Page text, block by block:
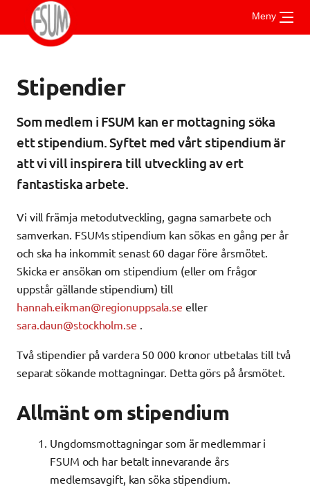
innehåll
Meny
Stipendier
Som medlem i FSUM kan er mottagning söka
ett stipendium. Syftet med vårt stipendium är
att vi vill inspirera till utveckling av ert
fantastiska arbete.
Vi vill främja metodutveckling, gagna samarbete och
samverkan. FSUMs stipendium kan sökas en gång per år
och ska ha inkommit senast 60 dagar före årsmötet.
Skicka er ansökan om stipendium (eller om frågor
uppstår gällande stipendium) till
hannah.eikman@regionuppsala.se eller
sara.daun@stockholm.se .
Två stipendier på vardera 50 000 kronor utbetalas till två
separat sökande mottagningar. Detta görs på årsmötet.
Allmänt om stipendium
Ungdomsmottagningar som är medlemmar i
FSUM och har betalt innevarande års
medlemsavgift, kan söka stipendium.
Om FSUM
Vad är FSUM
Styrelsen
Stadgar
Verksamhetsberättelse
Medlemsmottagningar
Aktuellt
För medlemmar
Riktlinjer och handböcker
Stipendier
Mötesprotokoll
Konferensen
Kontakt
UMSAM
Vad är UMSAM?
Mötesanteckningar